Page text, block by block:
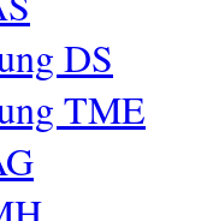
DS
TME